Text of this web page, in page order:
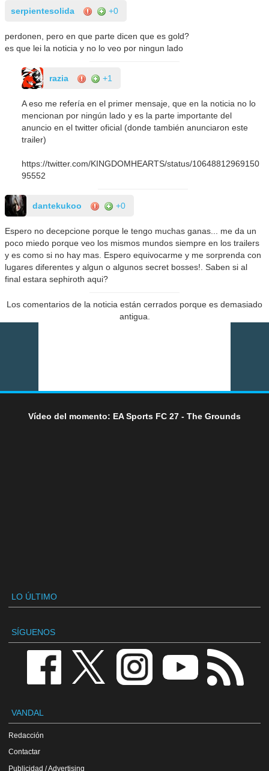
serpientesolida +0
perdonen, pero en que parte dicen que es gold?
es que lei la noticia y no lo veo por ningun lado
razia +1
A eso me refería en el primer mensaje, que en la noticia no lo
mencionan por ningún lado y es la parte importante del
anuncio en el twitter oficial (donde también anunciaron este
trailer)
https://twitter.com/KINGDOMHEARTS/status/10648812969150
95552
dantekukoo +0
Espero no decepcione porque le tengo muchas ganas... me da un
poco miedo porque veo los mismos mundos siempre en los trailers
y es como si no hay mas. Espero equivocarme y me sorprenda con
lugares diferentes y algun o algunos secret bosses!. Saben si al
final estara sephiroth aqui?
Los comentarios de la noticia están cerrados porque es demasiado
antigua.
Vídeo del momento: EA Sports FC 27 - The Grounds
LO ÚLTIMO
SÍGUENOS
VANDAL
Redacción
Contactar
Publicidad / Advertising